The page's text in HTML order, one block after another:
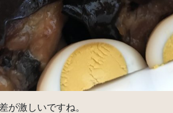
が激しいですね。